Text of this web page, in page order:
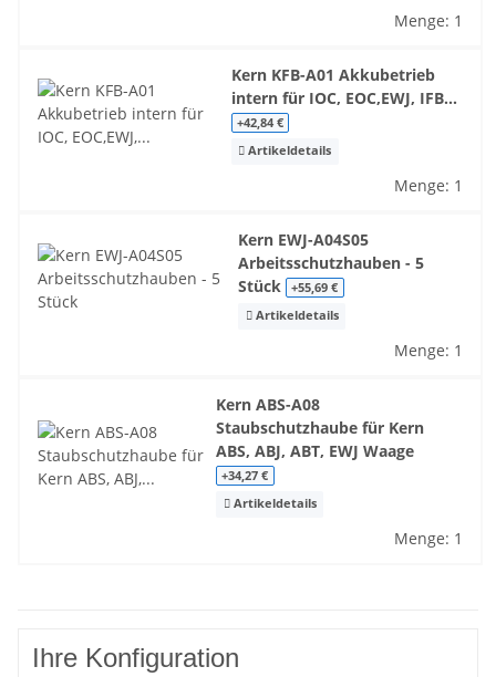
Menge: 1
Kern KFB-A01 Akkubetrieb
intern für IOC, EOC,EWJ, IFB...
+42,84 €
Artikeldetails
Menge: 1
Kern EWJ-A04S05
Arbeitsschutzhauben - 5
Stück +55,69 €
Artikeldetails
Menge: 1
Kern ABS-A08
Staubschutzhaube für Kern
ABS, ABJ, ABT, EWJ Waage
+34,27 €
Artikeldetails
Menge: 1
Ihre Konfiguration